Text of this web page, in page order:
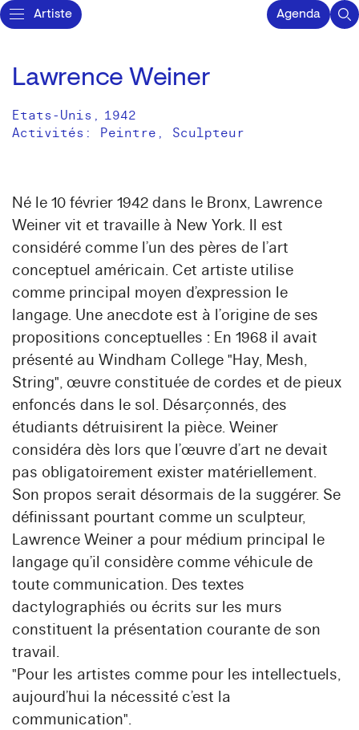
Artiste Agenda
Lawrence Weiner
Etats-Unis , 1942
Activités: Peintre Sculpteur
Né le 10 février 1942 dans le Bronx, Lawrence
Weiner vit et travaille à New York. Il est
considéré comme l’un des pères de l’art
conceptuel américain. Cet artiste utilise
comme principal moyen d’expression le
langage. Une anecdote est à l’origine de ses
propositions conceptuelles : En 1968 il avait
présenté au Windham College "Hay, Mesh,
String", œuvre constituée de cordes et de pieux
enfoncés dans le sol. Désarçonnés, des
étudiants détruisirent la pièce. Weiner
considéra dès lors que l’œuvre d’art ne devait
pas obligatoirement exister matériellement.
Son propos serait désormais de la suggérer. Se
définissant pourtant comme un sculpteur,
Lawrence Weiner a pour médium principal le
langage qu’il considère comme véhicule de
toute communication. Des textes
dactylographiés ou écrits sur les murs
constituent la présentation courante de son
travail.
"Pour les artistes comme pour les intellectuels,
aujourd’hui la nécessité c’est la
communication".